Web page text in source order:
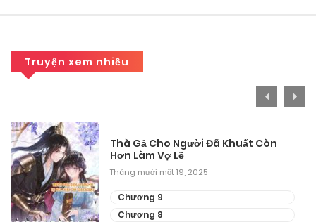
Chương 100
Chương 99
Tháng 8 30, 2025
Chương 98
Tháng 8 30, 2025
Truyện xem nhiều
Thà Gả Cho Người Đã Khuất Còn
Hơn Làm Vợ Lẽ
Tháng mười một 19, 2025
Chương 9
Chương 8